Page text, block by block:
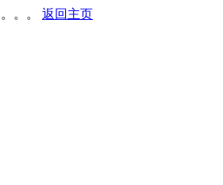
。。 返回主页